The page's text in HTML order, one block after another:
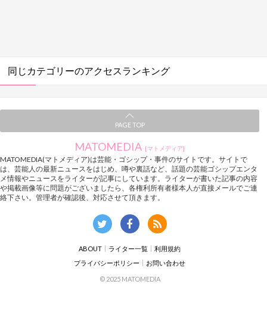
同じカテゴリーのアクセスランキング
PAGE TOP
MATOMEDIA [マトメディア]
MATOMEDIA(マトメディア)は芸能・ゴシップ・事件のサイトです。サイトで
は、芸能人の最新ニュースをはじめ、噂や裏話など、話題の芸能ゴシップエンタ
メ情報やニュースをライターが記事にしています。ライターが書いた記事の内容
や掲載画像等に問題がございましたら、各権利所有者様本人が直接メールでご連
絡下さい。管理者が確認後、対応させて頂きます。
ABOUT ライター一覧
利用規約
プライバシーポリシー
お問い合わせ
© 2025 MATOMEDIA